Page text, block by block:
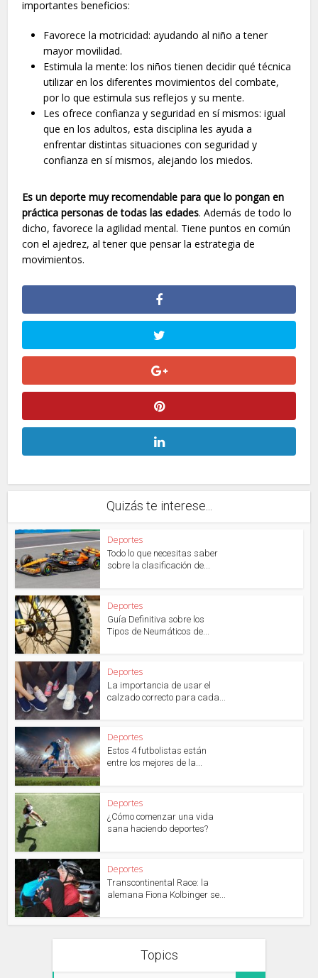
importantes beneficios:
Favorece la motricidad: ayudando al niño a tener
mayor movilidad.
Estimula la mente: los niños tienen decidir qué técnica
utilizar en los diferentes movimientos del combate,
por lo que estimula sus reflejos y su mente.
Les ofrece confianza y seguridad en sí mismos: igual
que en los adultos, esta disciplina les ayuda a
enfrentar distintas situaciones con seguridad y
confianza en sí mismos, alejando los miedos.
Es un deporte muy recomendable para que lo pongan en
práctica personas de todas las edades. Además de todo lo
dicho, favorece la agilidad mental. Tiene puntos en común
con el ajedrez, al tener que pensar la estrategia de
movimientos.
Quizás te interese...
Deportes
Todo lo que necesitas saber
sobre la clasificación de...
Deportes
Guía Definitiva sobre los
Tipos de Neumáticos de...
Deportes
La importancia de usar el
calzado correcto para cada...
Deportes
Estos 4 futbolistas están
entre los mejores de la...
Deportes
¿Cómo comenzar una vida
sana haciendo deportes?
Deportes
Transcontinental Race: la
alemana Fiona Kolbinger se...
Topics